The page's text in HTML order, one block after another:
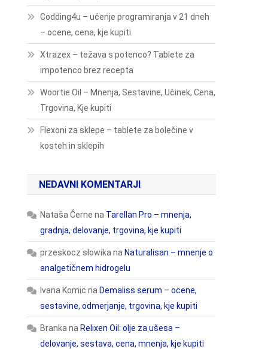
Codding4u – učenje programiranja v 21 dneh
– ocene, cena, kje kupiti
Xtrazex – težava s potenco? Tablete za
impotenco brez recepta
Woortie Oil – Mnenja, Sestavine, Učinek, Cena,
Trgovina, Kje kupiti
Flexoni za sklepe – tablete za bolečine v
kosteh in sklepih
NEDAVNI KOMENTARJI
Nataša Černe na Tarellan Pro – mnenja,
gradnja, delovanje, trgovina, kje kupiti
przeskocz słowika na Naturalisan – mnenje o
analgetičnem hidrogelu
Ivana Komic na Demaliss serum – ocene,
sestavine, odmerjanje, trgovina, kje kupiti
Branka na Relixen Oil: olje za ušesa –
delovanje, sestava, cena, mnenja, kje kupiti